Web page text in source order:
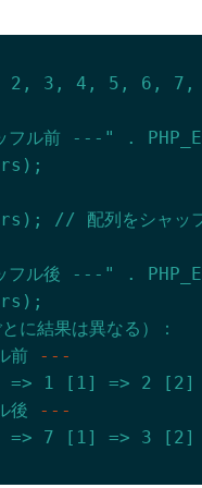
2 , 3 , 4 , 5 , 6 , 7 ,
フル前 ---" .
// 配列をシャッ
フル後 ---" .
に結果は異なる）：
前
---
=> 1 [1] => 2
[2]
後
---
=> 7 [1] => 3
[2]